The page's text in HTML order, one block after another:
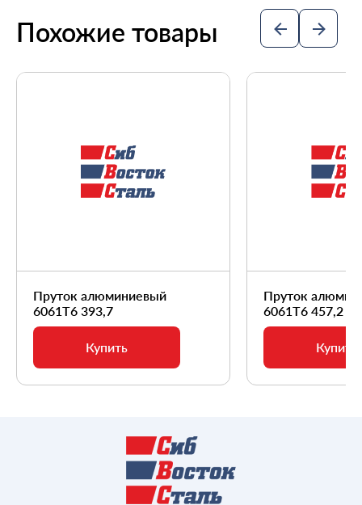
Похожие товары
Пруток алюминиевый
6061Т6 393,7
Купить
Пруток
6061Т6 457,2
Купить